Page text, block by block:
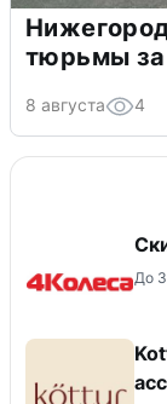
тюрьмы за
8 августа 4
До